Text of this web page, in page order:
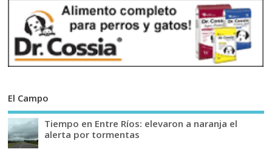
El Campo
Tiempo en Entre Ríos: elevaron a naranja el
alerta por tormentas